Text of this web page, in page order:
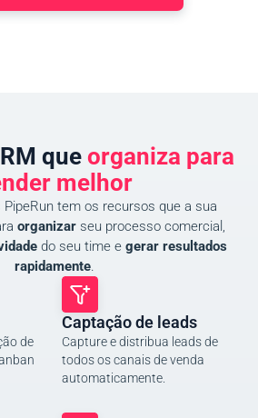
que organiza para
melhor
PipeRun tem os recursos que a sua
organizar seu processo comercial,
do seu time e gerar resultados
rapidamente.
de
Captação de leads
Capture e distribua leads de
todos os canais de venda
automaticamente.